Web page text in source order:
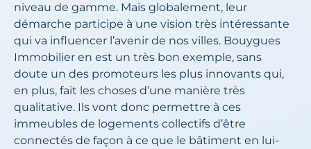
niveau de gamme. Mais globalement, leur
démarche participe à une vision très intéressante
qui va influencer l’avenir de nos villes. Bouygues
Immobilier en est un très bon exemple, sans
doute un des promoteurs les plus innovants qui,
en plus, fait les choses d’une manière très
qualitative. Ils vont donc permettre à ces
immeubles de logements collectifs d’être
connectés de façon à ce que le bâtiment en lui-